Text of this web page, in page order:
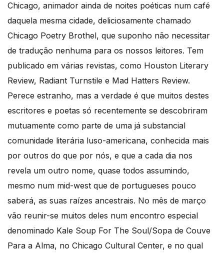
Chicago, animador ainda de noites poéticas num café
daquela mesma cidade, deliciosamente chamado
Chicago Poetry Brothel, que suponho não necessitar
de tradução nenhuma para os nossos leitores. Tem
publicado em várias revistas, como Houston Literary
Review, Radiant Turnstile e Mad Hatters Review.
Perece estranho, mas a verdade é que muitos destes
escritores e poetas só recentemente se descobriram
mutuamente como parte de uma já substancial
comunidade literária luso-americana, conhecida mais
por outros do que por nós, e que a cada dia nos
revela um outro nome, quase todos assumindo,
mesmo num mid-west que de portugueses pouco
saberá, as suas raízes ancestrais. No mês de março
vão reunir-se muitos deles num encontro especial
denominado Kale Soup For The Soul/Sopa de Couve
Para a Alma, no Chicago Cultural Center, e no qual